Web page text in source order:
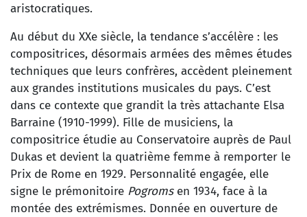
aristocratiques.
Au début du XXe siècle, la tendance s’accélère : les
compositrices, désormais armées des mêmes études
techniques que leurs confrères, accèdent pleinement
aux grandes institutions musicales du pays. C’est
dans ce contexte que grandit la très attachante Elsa
Barraine (1910-1999). Fille de musiciens, la
compositrice étudie au Conservatoire auprès de Paul
Dukas et devient la quatrième femme à remporter le
Prix de Rome en 1929. Personnalité engagée, elle
signe le prémonitoire Pogroms en 1934, face à la
montée des extrémismes. Donnée en ouverture de